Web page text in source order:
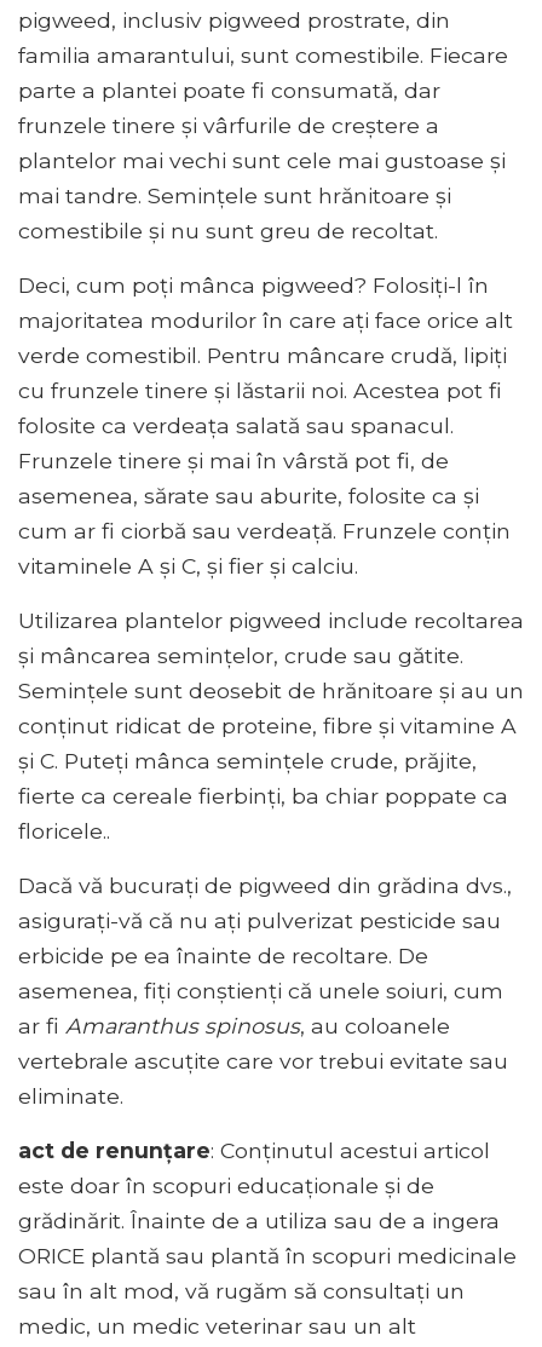
pigweed, inclusiv pigweed prostrate, din
familia amarantului, sunt comestibile. Fiecare
parte a plantei poate fi consumată, dar
frunzele tinere și vârfurile de creștere a
plantelor mai vechi sunt cele mai gustoase și
mai tandre. Semințele sunt hrănitoare și
comestibile și nu sunt greu de recoltat.
Deci, cum poți mânca pigweed? Folosiți-l în
majoritatea modurilor în care ați face orice alt
verde comestibil. Pentru mâncare crudă, lipiți
cu frunzele tinere și lăstarii noi. Acestea pot fi
folosite ca verdeața salată sau spanacul.
Frunzele tinere și mai în vârstă pot fi, de
asemenea, sărate sau aburite, folosite ca și
cum ar fi ciorbă sau verdeață. Frunzele conțin
vitaminele A și C, și fier și calciu.
Utilizarea plantelor pigweed include recoltarea
și mâncarea semințelor, crude sau gătite.
Semințele sunt deosebit de hrănitoare și au un
conținut ridicat de proteine, fibre și vitamine A
și C. Puteți mânca semințele crude, prăjite,
fierte ca cereale fierbinți, ba chiar poppate ca
floricele..
Dacă vă bucurați de pigweed din grădina dvs.,
asigurați-vă că nu ați pulverizat pesticide sau
erbicide pe ea înainte de recoltare. De
asemenea, fiți conștienți că unele soiuri, cum
ar fi Amaranthus spinosus, au coloanele
vertebrale ascuțite care vor trebui evitate sau
eliminate.
act de renunțare: Conținutul acestui articol
este doar în scopuri educaționale și de
grădinărit. Înainte de a utiliza sau de a ingera
ORICE plantă sau plantă în scopuri medicinale
sau în alt mod, vă rugăm să consultați un
medic, un medic veterinar sau un alt